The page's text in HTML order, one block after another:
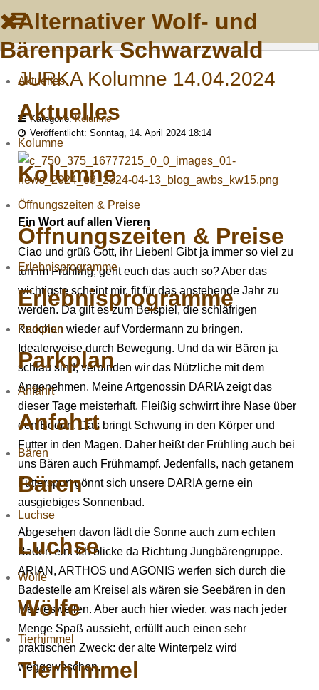
Alternativer Wolf- und
Bärenpark Schwarzwald
Aktuelles
Aktuelles
Kolumne
Kolumne
Öffnungszeiten & Preise
Öffnungszeiten & Preise
Erlebnisprogramme
Erlebnisprogramme
Parkplan
Parkplan
Anfahrt
Anfahrt
Bären
Bären
Luchse
Luchse
Wölfe
Wölfe
Tierhimmel
Tierhimmel
JURKA Kolumne 14.04.2024
Kategorie:Kolumne
Veröffentlicht: Sonntag, 14. April 2024 18:14
Ein Wort auf allen Vieren
Ciao und grüß Gott, ihr Lieben! Gibt ja immer so viel zu
tun im Frühling, geht euch das auch so? Aber das
wichtigste scheint mir, fit für das anstehende Jahr zu
werden. Da gilt es zum Beispiel, die schläfrigen
Knochen wieder auf Vordermann zu bringen.
Idealerweise durch Bewegung. Und da wir Bären ja
schlau sind, verbinden wir das Nützliche mit dem
Angenehmen. Meine Artgenossin DARIA zeigt das
dieser Tage meisterhaft. Fleißig schwirrt ihre Nase über
den Boden. Das bringt Schwung in den Körper und
Futter in den Magen. Daher heißt der Frühling auch bei
uns Bären auch Frühmampf. Jedenfalls, nach getanem
Futtersport gönnt sich unsere DARIA gerne ein
ausgiebiges Sonnenbad.
Abgesehen davon lädt die Sonne auch zum echten
Baden ein. Ich blicke da Richtung Jungbärengruppe.
ARIAN, ARTHOS und AGONIS werfen sich durch die
Badestelle am Kreisel als wären sie Seebären in den
Meereswellen. Aber auch hier wieder, was nach jeder
Menge Spaß aussieht, erfüllt auch einen sehr
praktischen Zweck: der alte Winterpelz wird
weggewaschen.